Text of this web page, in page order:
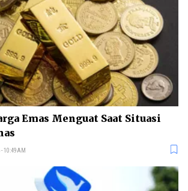
Emas Menguat Saat Situasi
10:49AM